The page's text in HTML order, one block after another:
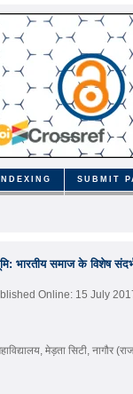
INDEXING SUBMIT
भारतीय समाज के विशेष
Online: 15 July
मेड़ता सिटी, नागौर